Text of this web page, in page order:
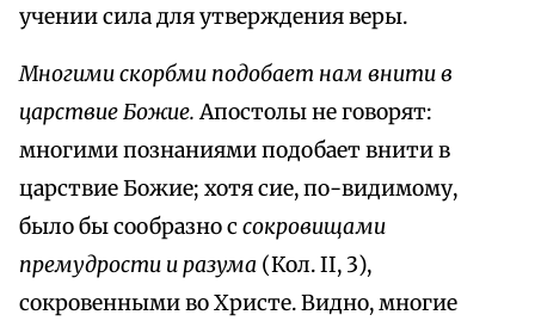
учении сила для утверждения веры.
Многими скорбми подобает нам внити в
царствие Божие.Апостолы не говорят:
многими познаниями подобает внити в
царствие Божие; хотя сие, по-видимому,
было бы сообразно ссокровищами
премудрости и разума (Кол. II, 3),
сокровенными во Христе. Видно, многие